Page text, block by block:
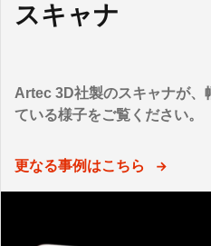
スキャナ
Artec 3D社製のスキャナが、
ている様子をご覧ください。
更なる事例はこちら